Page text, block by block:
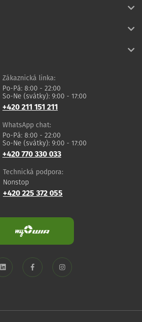
Zákaznická linka:
Po-Pá: 8:00 - 22:00
So-Ne (svátky): 9:00 - 17:00
+420 211 151 211
WhatsApp chat:
Po-Pá: 8:00 - 22:00
So-Ne (svátky): 9:00 - 17:00
+420 770 330 033
Technická podpora:
Nonstop
+420 225 372 055